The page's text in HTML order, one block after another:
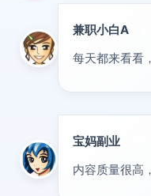
兼职小白A
每天都来看看
宝妈副业
内容质量很高